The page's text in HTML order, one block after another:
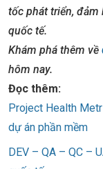
tốc phát triển, đảm
quốc tế.
Khám phá thêm về
hôm nay.
Đọc thêm:
Project Health
dự án phần mềm
DEV – QA – QC –